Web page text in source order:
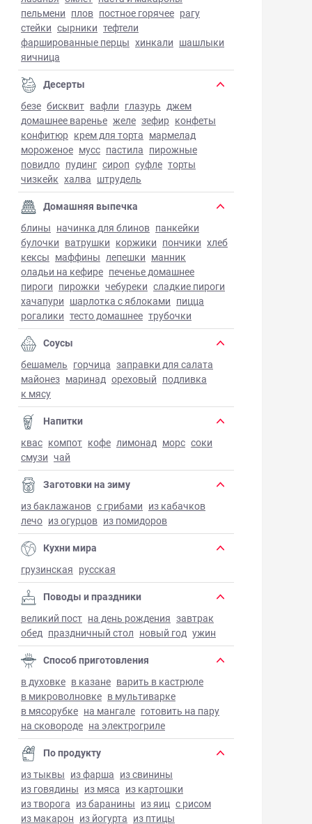
пельмени плов постное горячее рагу
стейки сырники тефтели
фаршированные перцы хинкали шашлыки
яичница
Десерты
безе бисквит вафли глазурь джем
домашнее варенье желе зефир конфеты
конфитюр крем для торта мармелад
мороженое мусс пастила пирожные
повидло пудинг сироп суфле торты
чизкейк халва штрудель
Домашняя выпечка
блины начинка для блинов панкейки
булочки ватрушки коржики пончики хлеб
кексы маффины лепешки манник
оладьи на кефире печенье домашнее
пироги пирожки чебуреки сладкие пироги
хачапури шарлотка с яблоками пицца
рогалики тесто домашнее трубочки
Соусы
бешамель горчица заправки для салата
майонез маринад ореховый подливка
к мясу
Напитки
квас компот кофе лимонад морс соки
смузи чай
Заготовки на зиму
из баклажанов с грибами из кабачков
лечо из огурцов из помидоров
Кухни мира
грузинская русская
Поводы и праздники
великий пост на день рождения завтрак
обед праздничный стол новый год ужин
Способ приготовления
в духовке в казане варить в кастрюле
в микроволновке в мультиварке
в мясорубке на мангале готовить на пару
на сковороде на электрогриле
По продукту
из тыквы из фарша из свинины
из говядины из мяса из картошки
из творога из баранины из яиц с рисом
из макарон из йогурта из птицы